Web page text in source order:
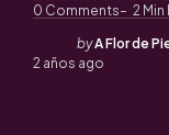
0 Comments 2 Min
Posted
by
byA Flor de
2 años ago